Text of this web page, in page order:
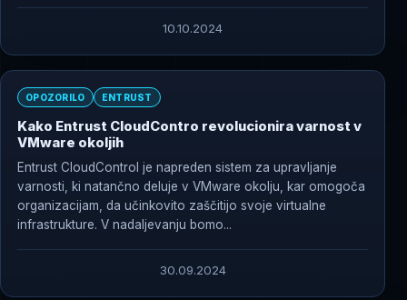
10.10.2024
OPOZORILO ENTRUST
Kako Entrust CloudContro revolucionira varnost v
VMware okoljih
Entrust CloudControl je napreden sistem za upravljanje
varnosti, ki natančno deluje v VMware okolju, kar omogoča
organizacijam, da učinkovito zaščitijo svoje virtualne
infrastrukture. V nadaljevanju bomo...
30.09.2024